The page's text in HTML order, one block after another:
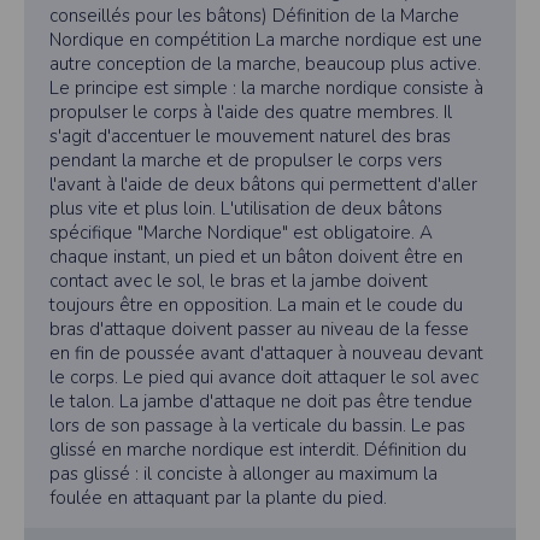
Le 20 km compte pour le CHALLENGE NATURE
LOIRE-ATLANTIQUE.
Courses 1 et 2 et MN : à partir de 07H00 ou la veille
de 15h à 18h, avec, pour les athlètes déjà inscrits en
ligne, présentation de votre licence ou d’un justificatif
d’identité.
Courses jeunes : 1/2h avant le départ.
Pour un chronométrage automatisé de qualité : la
puce sera accrochée à votre chaussure.
Article 6 - Logistique
Vestiaires, consignes et toilettes.
Parkings : Rue des Chaudières (Route Bouguenais - La
Montagne) à 500 m du site.
Article 7 - Démarche environnementale
Amis sportifs, respectez le code de la route,
l’environnement et la Nature. (Charte Volontaire du «
TRAIL » de la FFA). Porte-gourde et autonomie
préconisés.
Article 8 - Responsabilité
Les organisateurs de la course déclinent toute
responsabilité sur les souffrances physiques, vols,
pertes et accidents pouvant survenir.
Article 9 - Assurances
conseillés pour les bâtons) Définition de la Marche
Nordique en compétition La marche nordique est une
autre conception de la marche, beaucoup plus active.
Le principe est simple : la marche nordique consiste à
propulser le corps à l'aide des quatre membres. Il
s'agit d'accentuer le mouvement naturel des bras
pendant la marche et de propulser le corps vers
l'avant à l'aide de deux bâtons qui permettent d'aller
plus vite et plus loin. L'utilisation de deux bâtons
spécifique "Marche Nordique" est obligatoire. A
chaque instant, un pied et un bâton doivent être en
contact avec le sol, le bras et la jambe doivent
toujours être en opposition. La main et le coude du
bras d'attaque doivent passer au niveau de la fesse
en fin de poussée avant d'attaquer à nouveau devant
le corps. Le pied qui avance doit attaquer le sol avec
le talon. La jambe d'attaque ne doit pas être tendue
lors de son passage à la verticale du bassin. Le pas
glissé en marche nordique est interdit. Définition du
pas glissé : il conciste à allonger au maximum la
foulée en attaquant par la plante du pied.
des informations à partir des photos que vous partagez.
Cette application ne requiert pas d'informations de vos contacts.
Informations sur le paiement
Aucun paiement n'étant effectué dans l'application, aucune information sur
vos cartes de crédit ou de débit ne sera collectée.
Traduction in English :
This app requires camera permissions if the user is interested in uploading a
photo to the gallery. We collect information from the photos you share. This app
does not require information from your contacts.
Payment information
No payment is made within the app, so no information about your credit or
debit cards will be collected.